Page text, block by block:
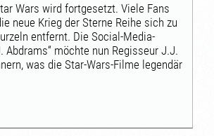
Wars wird fortgesetzt. Viele Fans
neue Krieg der Sterne Reihe sich zu
entfernt. Die Social-Media-
Abdrams“ möchte nun Regisseur J.J.
was die Star-Wars-Filme legendär